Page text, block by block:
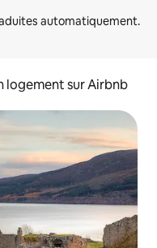
logement sur Airbnb